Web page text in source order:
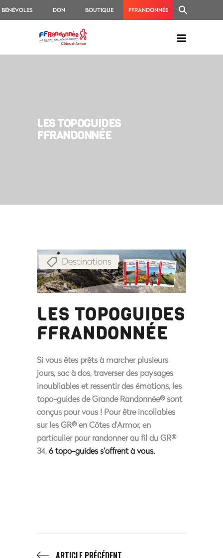
BÉNÉVOLES DON BOUTIQUE FFRANDONNÉE
LES TOPOGUIDES
FFRANDONNÉE
Destinations
LES TOPOGUIDES
FFRANDONNÉE
Si vous êtes prêts à marcher plusieurs
jours, sac à dos, traverser des paysages
inoubliables et ressentir des émotions, les
topo-guides de Grande Randonnée® sont
conçus pour vous ! Pour être incollables
sur les GR® en Côtes d’Armor, en
particulier pour randonner au fil du GR®
34,6 topo-guides s’offrent à vous.
ARTICLE PRÉCÉDENT